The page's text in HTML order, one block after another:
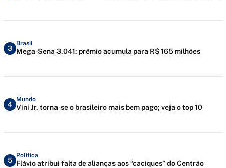
3
Brasil
Mega-Sena 3.041: prêmio acumula para R$ 165 milhões
4
Mundo
Vini Jr. torna-se o brasileiro mais bem pago; veja o top 10
5
Política
Flávio atribui falta de alianças aos “caciques” do Centrão